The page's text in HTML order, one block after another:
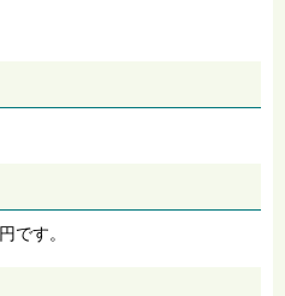
です。